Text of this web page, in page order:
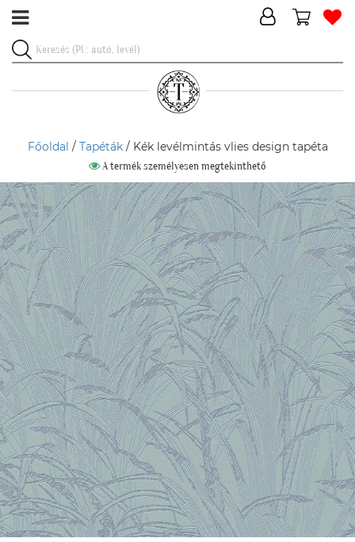
Főoldal / Tapéták/ Kék levélmintás vlies design tapéta
A termék személyesen megtekinthető